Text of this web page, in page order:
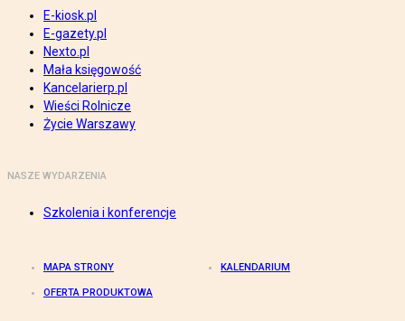
E-kiosk.pl
E-gazety.pl
Nexto.pl
Mała księgowość
Kancelarierp.pl
Wieści Rolnicze
Życie Warszawy
NASZE WYDARZENIA
Szkolenia i konferencje
MAPA STRONY KALENDARIUM
OFERTA PRODUKTOWA